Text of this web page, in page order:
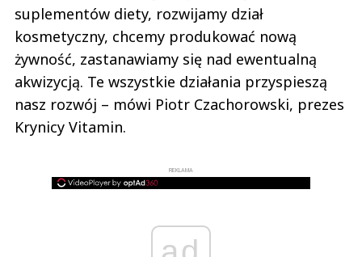
suplementów diety, rozwijamy dział
kosmetyczny, chcemy produkować nową
żywność, zastanawiamy się nad ewentualną
akwizycją. Te wszystkie działania przyspieszą
nasz rozwój – mówi Piotr Czachorowski, prezes
Krynicy Vitamin.
REKLAMA